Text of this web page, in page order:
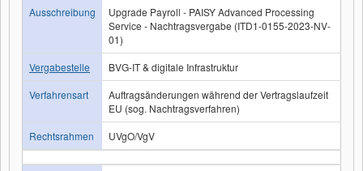
Ausschreibung
Upgrade Payroll - PAISY Advanced Processing
Service - Nachtragsvergabe (ITD1-0155-2023-NV-
01)
Vergabestelle
BVG-IT & digitale Infrastruktur
Verfahrensart
Auftragsänderungen während der Vertragslaufzeit
EU (sog. Nachtragsverfahren)
Rechtsrahmen
UVgO/VgV